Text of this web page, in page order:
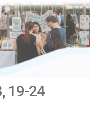
19-24